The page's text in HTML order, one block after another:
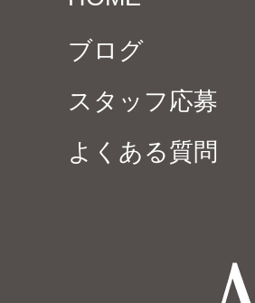
ブログ
スタッフ応募
よくある質問